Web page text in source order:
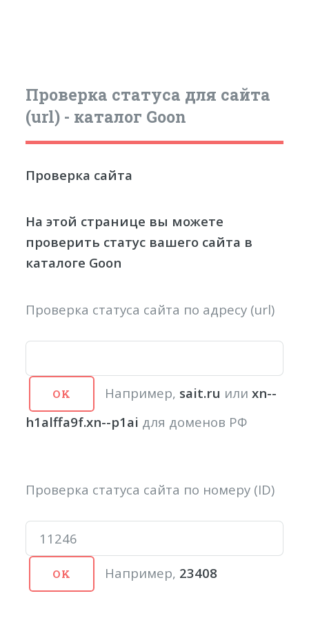
Проверка статуса для сайта
(url) - каталог Goon
Проверка сайта
На этой странице вы можете
проверить статус вашего сайта в
каталоге Goon
Проверка статуса сайта по адресу (url)
Например, sait.ru или xn--
h1alffa9f.xn--p1ai для доменов РФ
Проверка статуса сайта по номеру (ID)
Например, 23408